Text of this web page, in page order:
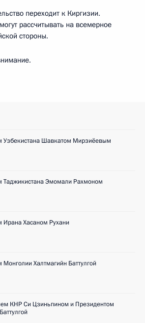
переходит к Киргизии.
рассчитывать на всемерное
стороны.
Узбекистана Шавкатом Мирзиёевым
Таджикистана Эмомали Рахмоном
Ирана Хасаном Рухани
Монголии Халтмагийн Баттулгой
КНР Си Цзиньпином и Президентом